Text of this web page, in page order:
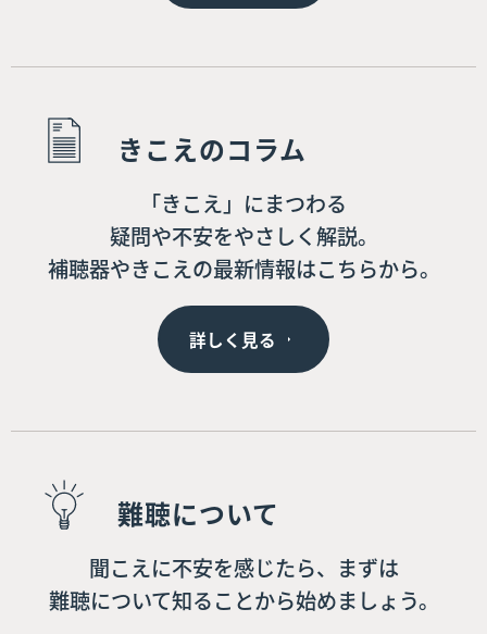
きこえのコラム
「きこえ」にまつわる
疑問や不安をやさしく解説。
補聴器やきこえの最新情報はこちらから。
詳しく見る
難聴について
聞こえに不安を感じたら、まずは
難聴について知ることから始めましょう。